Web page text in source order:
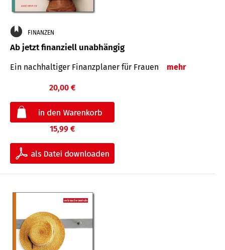
FINANZEN
Ab jetzt finanziell unabhängig
Ein nachhaltiger Finanzplaner für Frauen mehr
20,00 €
15,99 €